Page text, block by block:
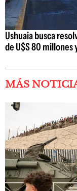
Ushuaia busca
de U$S 80 millones
MÁS